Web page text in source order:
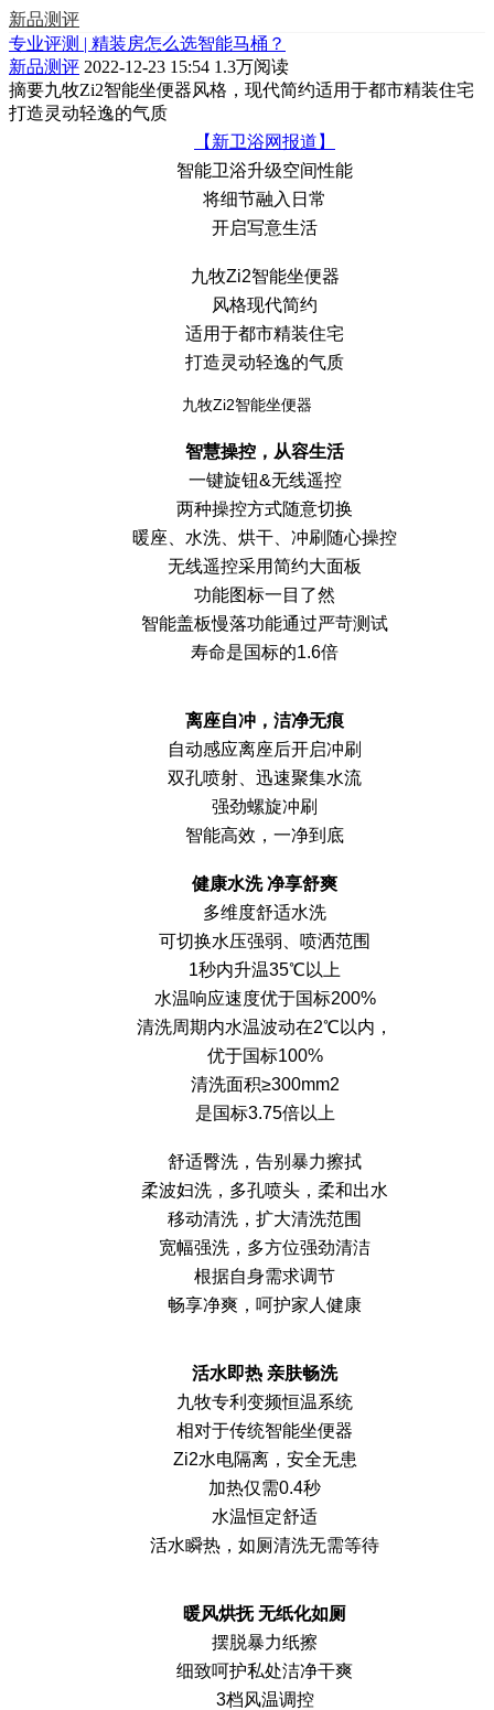
新品测评
专业评测 | 精装房怎么选智能马桶？
新品测评 2022-12-23 15:54 1.3万阅读
摘要九牧Zi2智能坐便器风格，现代简约适用于都市精装住宅
打造灵动轻逸的气质
【新卫浴网报道】
智能卫浴升级空间性能
将细节融入日常
开启写意生活
九牧Zi2智能坐便器
风格现代简约
适用于都市精装住宅
打造灵动轻逸的气质
九牧Zi2智能坐便器
智慧操控 ， 从容生活
一键旋钮&无线遥控
两种操控方式随意切换
暖座、水洗、烘干、冲刷随心操控
无线遥控采用简约大面板
功能图标一目了然
智能盖板慢落功能通过严苛测试
寿命是国标的1.6倍
离座自冲， 洁净无痕
自动感应离座后开启冲刷
双孔喷射、迅速聚集水流
强劲螺旋冲刷
智能高效，一净到底
健康水洗 净享舒爽
多维度舒适水洗
可切换水压强弱、喷洒范围
1秒内升温35℃以上
水温响应速度优于国标200%
清洗周期内水温波动在2℃以内，
优于国标100%
清洗面积≥300mm2
是国标3.75倍以上
舒适臀洗，告别暴力擦拭
柔波妇洗，多孔喷头，柔和出水
移动清洗，扩大清洗范围
宽幅强洗，多方位强劲清洁
根据自身需求调节
畅享净爽，呵护家人健康
活水即热 亲肤畅洗
九牧专利变频恒温系统
相对于传统智能坐便器
Zi2水电隔离，安全无患
加热仅需0.4秒
水温恒定舒适
活水瞬热，如厕清洗无需等待
暖风烘抚 无纸化如厕
摆脱暴力纸擦
细致呵护私处洁净干爽
3档风温调控